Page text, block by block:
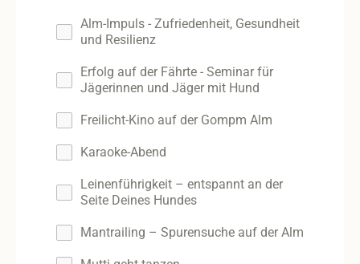
Alm-Impuls - Zufriedenheit, Gesundheit
und Resilienz
Erfolg auf der Fährte - Seminar für
Jägerinnen und Jäger mit Hund
Freilicht-Kino auf der Gompm Alm
Karaoke-Abend
Leinenführigkeit – entspannt an der
Seite Deines Hundes
Mantrailing – Spurensuche auf der Alm